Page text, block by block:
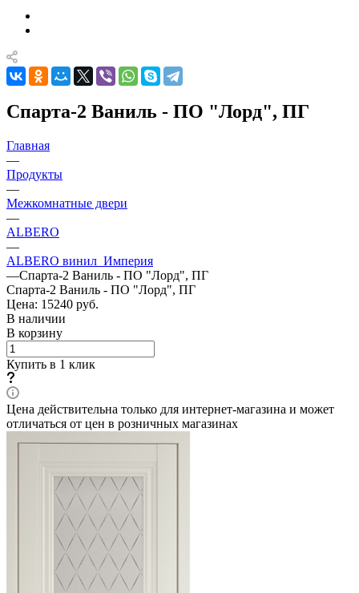
Спарта-2 Ваниль - ПО "Лорд", ПГ
Главная
—
Продукты
—
Межкомнатные двери
—
ALBERO
—
ALBERO винил_Империя
—Спарта-2 Ваниль - ПО "Лорд", ПГ
Спарта-2 Ваниль - ПО "Лорд", ПГ
Цена: 15240 руб.
В наличии
В корзину
Купить в 1 клик
Цена действительна только для интернет-магазина и может
отличаться от цен в розничных магазинах